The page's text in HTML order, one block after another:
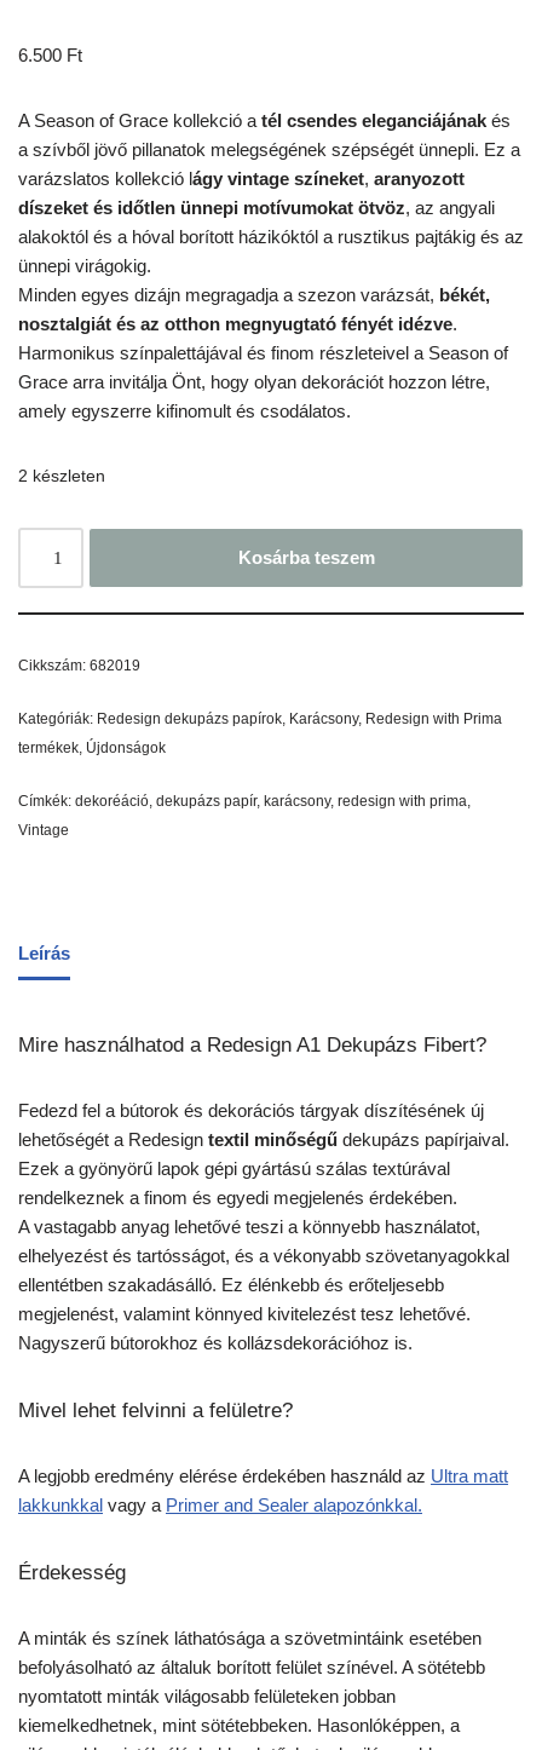
6.500 Ft
A Season of Grace kollekció a tél csendes eleganciájának és
a szívből jövő pillanatok melegségének szépségét ünnepli. Ez a
varázslatos kollekció lágy vintage színeket, aranyozott
díszeket és időtlen ünnepi motívumokat ötvöz, az angyali
alakoktól és a hóval borított házikóktól a rusztikus pajtákig és az
ünnepi virágokig.
Minden egyes dizájn megragadja a szezon varázsát, békét,
nosztalgiát és az otthon megnyugtató fényét idézve.
Harmonikus színpalettájával és finom részleteivel a Season of
Grace arra invitálja Önt, hogy olyan dekorációt hozzon létre,
amely egyszerre kifinomult és csodálatos.
2 készleten
Kosárba teszem
Cikkszám: 682019
Kategóriák: Redesign dekupázs papírok, Karácsony, Redesign with Prima
termékek, Újdonságok
Címkék: dekoréáció, dekupázs papír, karácsony, redesign with prima,
Vintage
Leírás
Mire használhatod a Redesign A1 Dekupázs Fibert?
Fedezd fel a bútorok és dekorációs tárgyak díszítésének új
lehetőségét a Redesign textil minőségű dekupázs papírjaival.
Ezek a gyönyörű lapok gépi gyártású szálas textúrával
rendelkeznek a finom és egyedi megjelenés érdekében.
A vastagabb anyag lehetővé teszi a könnyebb használatot,
elhelyezést és tartósságot, és a vékonyabb szövetanyagokkal
ellentétben szakadásálló. Ez élénkebb és erőteljesebb
megjelenést, valamint könnyed kivitelezést tesz lehetővé.
Nagyszerű bútorokhoz és kollázsdekorációhoz is.
Mivel lehet felvinni a felületre?
A legjobb eredmény elérése érdekében használd az Ultra matt
lakkunkkal vagy a Primer and Sealer alapozónkkal.
Érdekesség
A minták és színek láthatósága a szövetmintáink esetében
befolyásolható az általuk borított felület színével. A sötétebb
nyomtatott minták világosabb felületeken jobban
kiemelkedhetnek, mint sötétebbeken. Hasonlóképpen, a